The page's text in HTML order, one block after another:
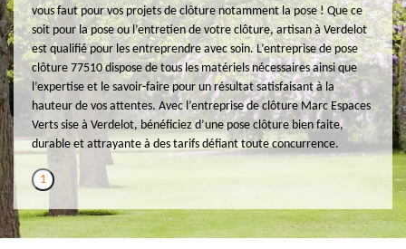
vous faut pour vos projets de clôture notamment la pose ! Que ce
soit pour la pose ou l’entretien de votre clôture, artisan à Verdelot
est qualifié pour les entreprendre avec soin. L’entreprise de pose
clôture 77510 dispose de tous les matériels nécessaires ainsi que
l’expertise et le savoir-faire pour un résultat satisfaisant à la
hauteur de vos attentes. Avec l’entreprise de clôture Marc Espaces
Verts sise à Verdelot, bénéficiez d’une pose clôture bien faite,
durable et attrayante à des tarifs défiant toute concurrence.
1